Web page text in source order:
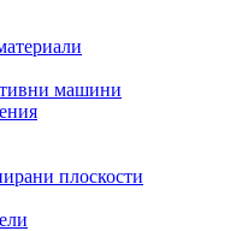
машини
плоскости